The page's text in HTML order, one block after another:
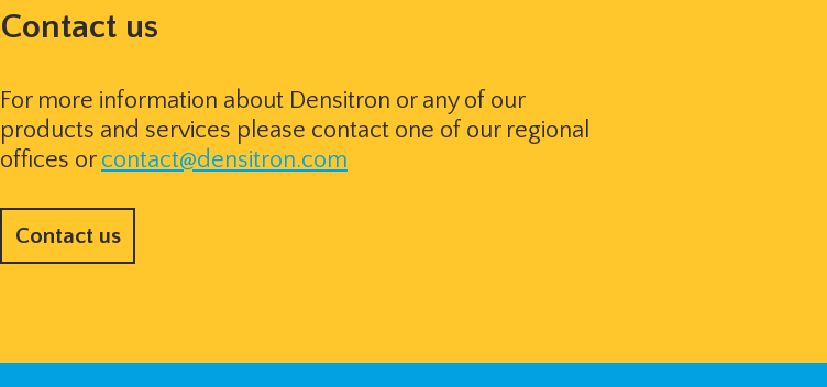
Contact us
For more information about Densitron or any of our
products and services please contact one of our regional
offices or contact@densitron.com
Contact us